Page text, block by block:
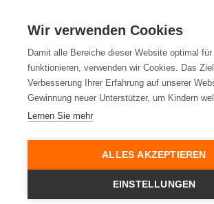
DE19ZZZ00000150171
Spendenkonto:
Pax-Bank für Kirche und
IBAN
Wir verwenden Cookies
Damit alle Bereiche dieser Website optimal
funktionieren, verwenden wir Cookies. Das
Verbesserung Ihrer Erfahrung auf unserer
Gewinnung neuer Unterstützer, um Kindern
Lernen Sie mehr
ALLES AKZEPTIEREN
EINSTELLUNGEN